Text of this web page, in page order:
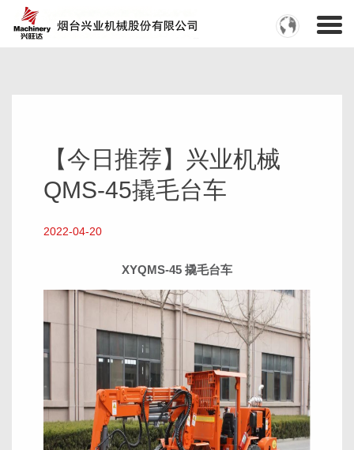
【今日推荐】兴业机械
QMS-45撬毛台车
2022-04-20
XYQMS-45 撬毛台车